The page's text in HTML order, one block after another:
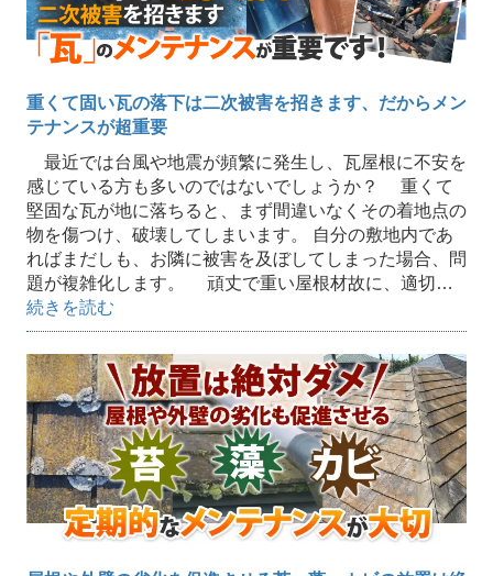
重くて固い瓦の落下は二次被害を招きます、だからメン
テナンスが超重要
最近では台風や地震が頻繁に発生し、瓦屋根に不安を
感じている方も多いのではないでしょうか？ 重くて
堅固な瓦が地に落ちると、まず間違いなくその着地点の
物を傷つけ、破壊してしまいます。 自分の敷地内であ
ればまだしも、お隣に被害を及ぼしてしまった場合、問
題が複雑化します。 頑丈で重い屋根材故に、適切…
続きを読む